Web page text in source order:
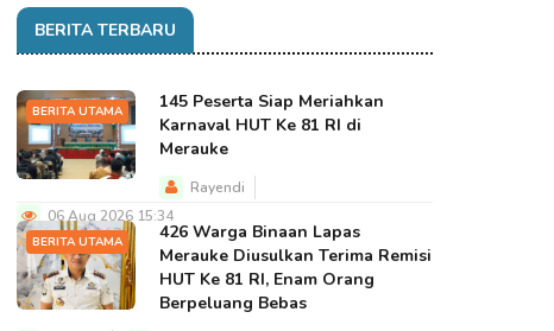
BERITA TERBARU
BERITA UTAMA
145 Peserta Siap Meriahkan
Karnaval HUT Ke 81 RI di
Merauke
Rayendi
06 Aug 2026 15:34
BERITA UTAMA
426 Warga Binaan Lapas
Merauke Diusulkan Terima Remisi
HUT Ke 81 RI, Enam Orang
Berpeluang Bebas